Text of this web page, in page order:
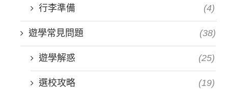
行李準備 (4)
遊學常見問題 (38)
遊學解惑 (25)
選校攻略 (19)